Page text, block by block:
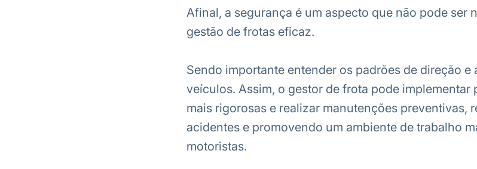
Afinal, a segurança é um aspecto que não pode ser
gestão de frotas eficaz.
Sendo importante entender os padrões de direção e
veículos. Assim, o gestor de frota pode implementar
mais rigorosas e realizar manutenções preventivas,
acidentes e promovendo um ambiente de trabalho
motoristas.